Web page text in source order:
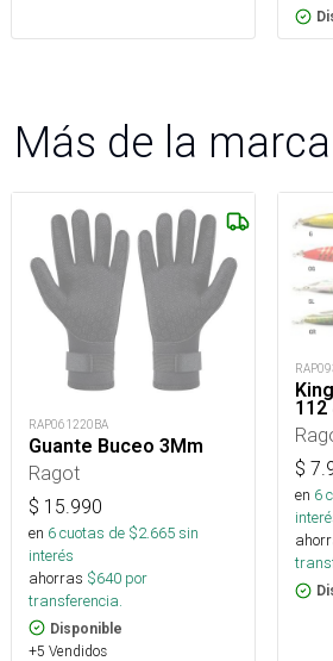
Más de la marca
RAP061220BA
Guante Buceo 3Mm
Ragot
$ 15.990
en 6cuotas de $2.665sin
interés
ahorras $640 por
transferencia.
Disponible
+5 Vendidos
112
$
en 6